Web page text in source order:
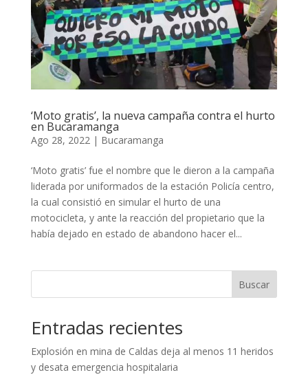
‘Moto gratis’, la nueva campaña contra el hurto
en Bucaramanga
Ago 28, 2022| Bucaramanga
‘Moto gratis’ fue el nombre que le dieron a la campaña
liderada por uniformados de la estación Policía centro,
la cual consistió en simular el hurto de una
motocicleta, y ante la reacción del propietario que la
había dejado en estado de abandono hacer el...
Buscar
Entradas recientes
Explosión en mina de Caldas deja al menos 11 heridos
y desata emergencia hospitalaria